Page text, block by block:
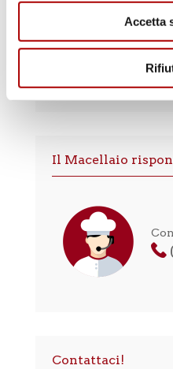
Accetta
Il Macellaio
Contattaci!